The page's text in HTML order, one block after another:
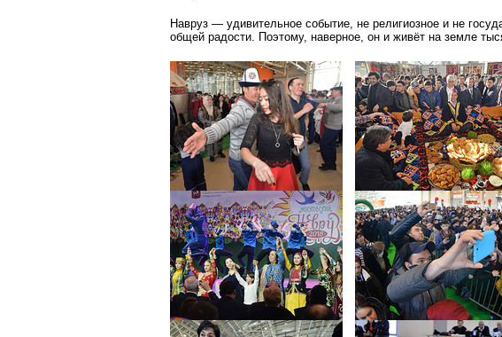
Навруз — удивительное событие, не религиозное и не
общей радости. Поэтому, наверное, он и живёт на земле